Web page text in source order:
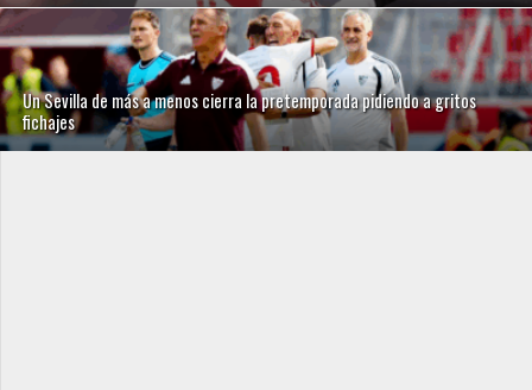
Un Sevilla de más a menos cierra la pretemporada pidiendo a gritos
fichajes